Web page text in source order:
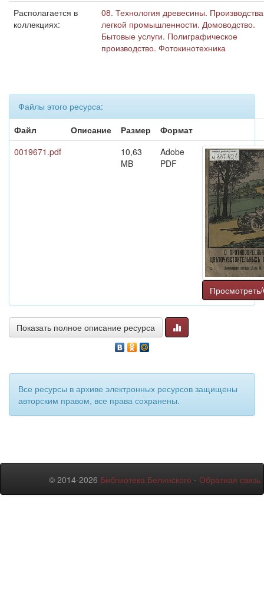
Располагается в
коллекциях:
08. Технология древесины. Производства
легкой промышленности. Домоводство.
Бытовые услуги. Полиграфическое
производство. Фотокинотехника
Файлы этого ресурса:
Файл
Описание Размер
Формат
0019671.pdf
10,63
MB
Adobe
PDF
Показать полное описание ресурса
Все ресурсы в архиве электронных ресурсов защищены
авторским правом, все права сохранены.
© 2014-2026 Библиотека Белинского - Обратная связь